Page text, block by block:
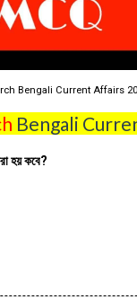
Bengali Current Affairs
Bengali
হয় কবে?